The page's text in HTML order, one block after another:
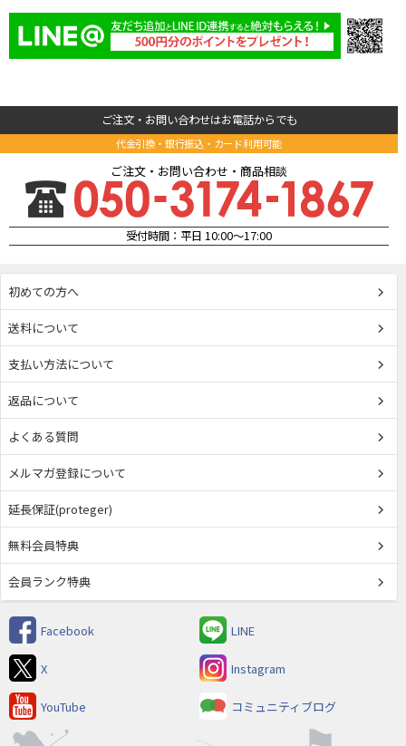
ご注文・お問い合わせはお電話からでも
代金引換・銀行振込・カード利用可能
ご注文・お問い合わせ・商品相談
受付時間：平日 10:00～17:00
初めての方へ
送料について
支払い方法について
返品について
よくある質問
メルマガ登録について
延長保証(proteger)
無料会員特典
会員ランク特典
Facebook LINE
X Instagram
YouTube コミュニティブログ